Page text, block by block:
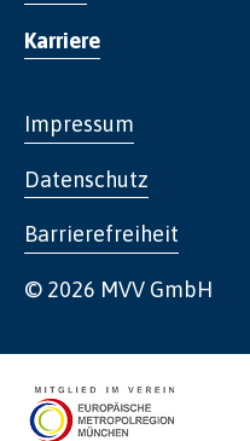
Karriere
Impressum
Datenschutz
Barrierefreiheit
© 2026 MVV GmbH